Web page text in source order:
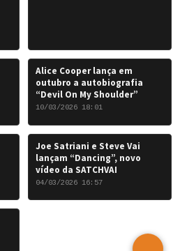
Alice Cooper lança em
outubro a autobiografia
“Devil On My Shoulder”
10/03/2026 18:01
Joe Satriani e Steve Vai
lançam “Dancing”, novo
vídeo da SATCHVAI
04/03/2026 16:57